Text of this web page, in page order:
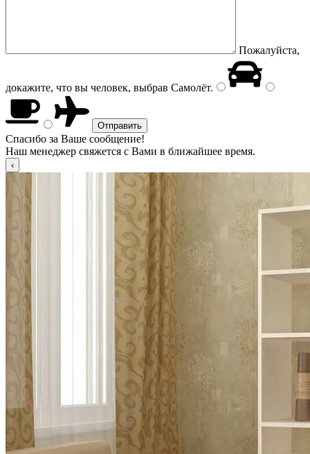
Пожалуйста,
докажите, что вы человек, выбрав Самолёт.
Спасибо за Ваше сообщение!
Наш менеджер свяжется с Вами в ближайшее время.